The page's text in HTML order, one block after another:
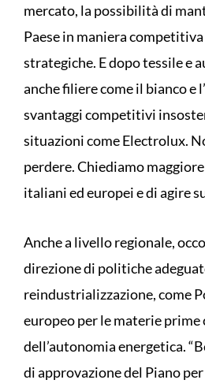
mercato, la possibilità di
Paese in maniera
strategiche. E dopo tessile e
anche filiere come il bianco e
svantaggi competitivi
situazioni come Electrolux.
perdere. Chiediamo
italiani ed europei e di agire
Anche a livello regionale,
direzione di politiche
reindustrializzazione, come
europeo per le materie prime
dell’autonomia energetica.
di approvazione del Piano